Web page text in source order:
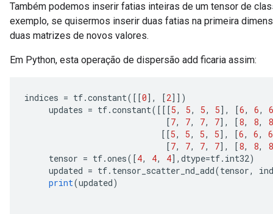
Também podemos inserir fatias inteiras de um tensor de
exemplo, se quisermos inserir duas fatias na primeira
duas matrizes de novos valores.
Em Python, esta operação de dispersão add ficaria assim:
indices = tf.constant([[0], [2]])
updates = tf.constant([[[5, 5, 5, 5], [6, 6,
6
[7, 7, 7, 7], [8, 8,
8
[[5, 5, 5, 5], [6, 6,
6
[7, 7, 7, 7], [8, 8,
8
tensor = tf.ones([4, 4, 4], dtype=tf. int32)
updated = tf. tensor_scatter_nd_add(tensor,
print(updated)